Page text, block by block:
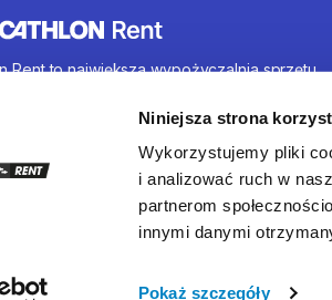
Niniejsza strona
Wykorzystujemy pliki
i analizować ruch w
partnerom
innymi danymi
Pokaż szczegóły
Rent to największa wypożyczalnia sprzętu
rowerów, sprzętu turystycznego, sprzętu do